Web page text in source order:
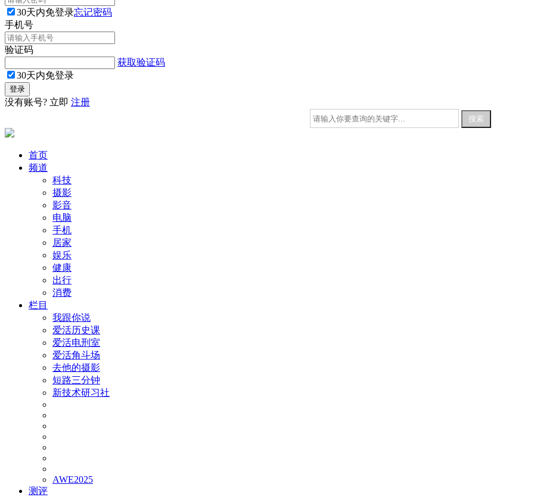
30天内免登录忘记密码
手机号
验证码
获取验证码
30天内免登录
没有账号? 立即 注册
首页
频道
科技
摄影
影音
电脑
手机
居家
娱乐
健康
出行
消费
栏目
我跟你说
爱活历史课
爱活电刑室
爱活角斗场
去他的摄影
短路三分钟
新技术研习社
AWE2025
测评